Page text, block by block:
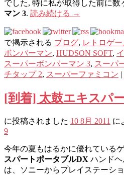
でした, 特に私が取得した前に数
マン 3. 読み続ける →
で掲示される ブログ, レトロゲー
ボンバーマン, HUDSON SOFT,
スーパーボンバーマン 3, スーパ
チタップ 2, スーパーファミコン |
[到着] 太鼓エキスパ
に投稿されました 10 8月 2011 に
9
今年の夏もはるかに優れている
スパートポータブルDX ハンド
は、ソニーからプレイステーシ